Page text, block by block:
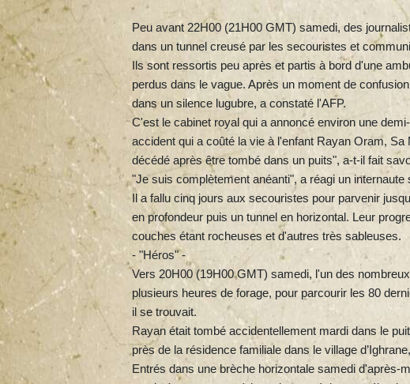
Peu avant 22H00 (21H00 GMT) samedi, des
dans un tunnel creusé par les secouristes et
Ils sont ressortis peu après et partis à bord d'une
perdus dans le vague. Après un moment de
dans un silence lugubre, a constaté l'AFP.
C'est le cabinet royal qui a annoncé environ une
accident qui a coûté la vie à l'enfant Rayan Oram,
décédé après être tombé dans un puits", a-t-il fait
"Je suis complètement anéanti", a réagi un internaute
Il a fallu cinq jours aux secouristes pour parvenir
en profondeur puis un tunnel en horizontal. Leur
couches étant rocheuses et d'autres très sableuses.
- "Héros" -
Vers 20H00 (19H00 GMT) samedi, l'un des
plusieurs heures de forage, pour parcourir les 80
il se trouvait.
Rayan était tombé accidentellement mardi dans le
près de la résidence familiale dans le village
Entrés dans une brèche horizontale samedi d'après-